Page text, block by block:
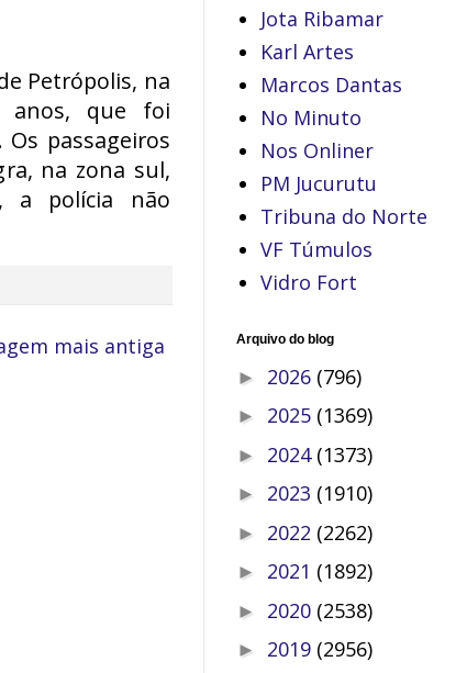
Petrópolis, na
anos, que foi
passageiros
na zona sul,
a polícia não
mais antiga
Jota Ribamar
Karl Artes
Marcos Dantas
No Minuto
Nos Onliner
PM Jucurutu
Tribuna do Norte
VF Túmulos
Vidro Fort
Arquivo do blog
► 2026 (796)
► 2025 (1369)
► 2024 (1373)
► 2023 (1910)
► 2022 (2262)
► 2021 (1892)
► 2020 (2538)
► 2019 (2956)